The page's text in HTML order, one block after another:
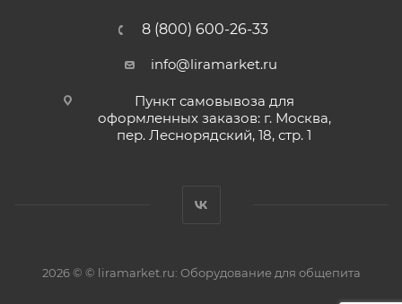
8 (800) 600-26-33
info@liramarket.ru
Пункт самовывоза для
оформленных заказов: г. Москва,
пер. Леснорядский, 18, стр. 1
2026 © © liramarket.ru: Оборудование для общепита